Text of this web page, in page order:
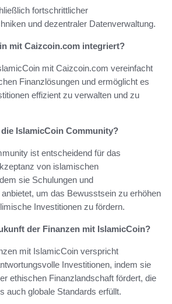
fortschrittlicher
und dezentraler Datenverwaltung.
mit Caizcoin.com integriert?
mit Caizcoin.com vereinfacht
Finanzlösungen und ermöglicht es
effizient zu verwalten und zu
IslamicCoin Community?
ist entscheidend für das
von islamischen
sie Schulungen und
um das Bewusstsein zu erhöhen
Investitionen zu fördern.
der Finanzen mit IslamicCoin?
mit IslamicCoin verspricht
Investitionen, indem sie
ethischen Finanzlandschaft fördert, die
auch globale Standards erfüllt.